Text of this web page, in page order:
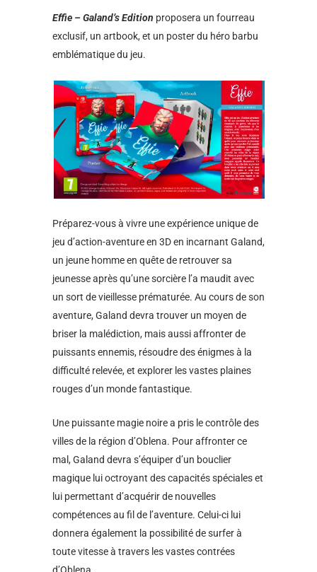
Effie – Galand’s Edition proposera un fourreau
exclusif, un artbook, et un poster du héro barbu
emblématique du jeu.
Préparez-vous à vivre une expérience unique de
jeu d’action-aventure en 3D en incarnant Galand,
un jeune homme en quête de retrouver sa
jeunesse après qu’une sorcière l’a maudit avec
un sort de vieillesse prématurée. Au cours de son
aventure, Galand devra trouver un moyen de
briser la malédiction, mais aussi affronter de
puissants ennemis, résoudre des énigmes à la
difficulté relevée, et explorer les vastes plaines
rouges d’un monde fantastique.
Une puissante magie noire a pris le contrôle des
villes de la région d’Oblena. Pour affronter ce
mal, Galand devra s’équiper d’un bouclier
magique lui octroyant des capacités spéciales et
lui permettant d’acquérir de nouvelles
compétences au fil de l’aventure. Celui-ci lui
donnera également la possibilité de surfer à
toute vitesse à travers les vastes contrées